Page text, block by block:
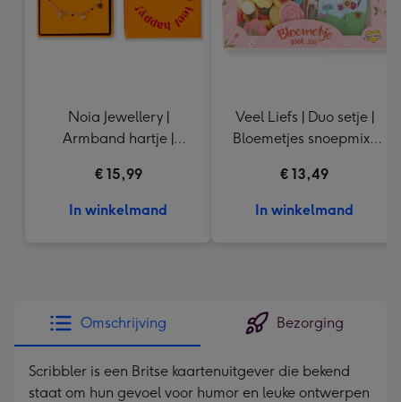
Noia Jewellery |
Armband hartje |
€ 15,99
In winkelmand
Veel Liefs | Duo setje |
Bloemetjes snoepmix |
€ 13,49
In winkelmand
Omschrijving Bezorging
Scribbler is een Britse kaartenuitgever die bekend
staat om hun gevoel voor humor en leuke ontwerpen